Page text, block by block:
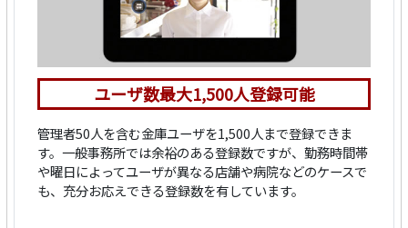
ユーザ数最大1,500人登録可能
管理者50人を含む金庫ユーザを1,500人まで登録できま
す。一般事務所では余裕のある登録数ですが、勤務時間帯
や曜日によってユーザが異なる店舗や病院などのケースで
も、充分お応えできる登録数を有しています。